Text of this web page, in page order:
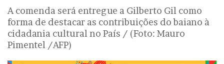
A comenda será entregue a Gilberto Gil como
forma de destacar as contribuições do baiano à
cidadania cultural no País / (Foto: Mauro
Pimentel /AFP)